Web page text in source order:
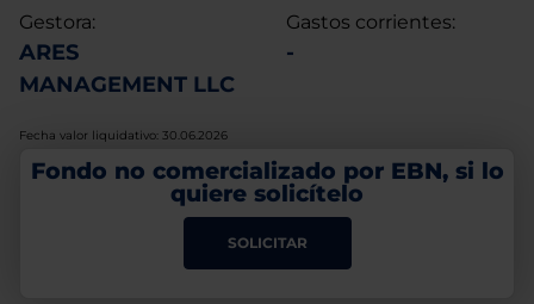
Gestora:
ARES
MANAGEMENT LLC
Gastos corrientes:
-
Fecha valor liquidativo: 30.06.2026
Fondo no comercializado por EBN, si lo
quiere solicítelo
SOLICITAR